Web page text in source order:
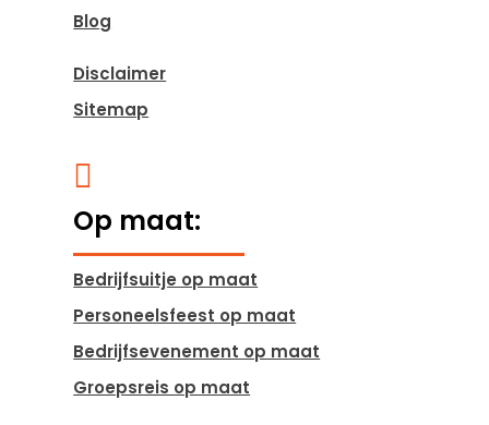
Blog
Disclaimer
Sitemap

Op maat:
Bedrijfsuitje op maat
Personeelsfeest op maat
Bedrijfsevenement op maat
Groepsreis op maat